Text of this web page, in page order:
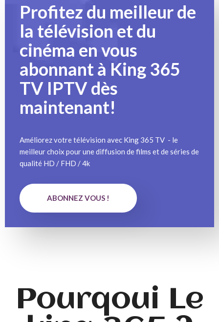
Profitez du meilleur de
la télévision et du
cinéma en vous
abonnant à King 365
TV IPTV dès
maintenant!
Améliorez votre télévision avec King 365 TV - le
meilleur choix pour une diffusion de films et de séries de
qualité HD / FHD / 4k
ABONNEZ VOUS !
Pourqoui Le